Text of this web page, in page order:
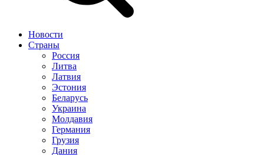
Новости
Страны
Россия
Литва
Латвия
Эстония
Беларусь
Украина
Молдавия
Германия
Грузия
Дания